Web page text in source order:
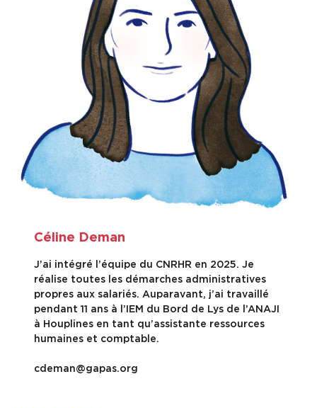
Céline Deman
J’ai intégré l’équipe du CNRHR en 2025. Je
réalise toutes les démarches administratives
propres aux salariés. Auparavant, j’ai travaillé
pendant 11 ans à l’IEM du Bord de Lys de l’ANAJI
à Houplines en tant qu’assistante ressources
humaines et comptable.
cdeman@gapas.org